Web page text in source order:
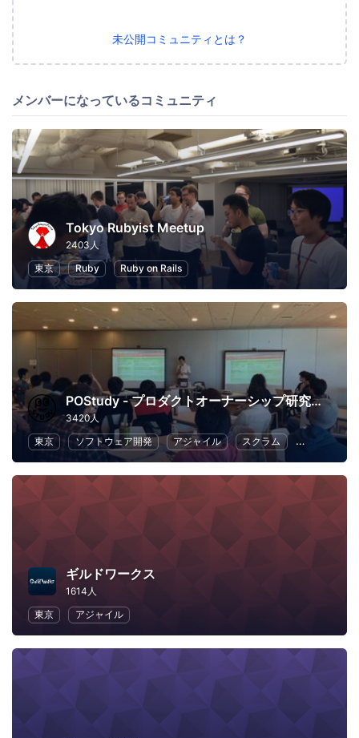
未公開コミュニティとは？
メンバーになっているコミュニティ
Tokyo Rubyist Meetup
2403人
東京
Ruby Ruby on Rails
POStudy - プロダクトオーナーシップ研究会 -
3420人
東京
ソフトウェア開発 アジャイル スクラム ビジネス
ギルドワークス
1614人
東京
アジャイル